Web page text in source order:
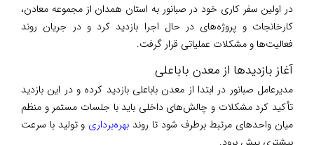
در اولین سفر کاری خود در صبانور به استان همدان از مجموعه معادن،
کارخانجات و پروژه‌های در حال اجرا بازدید کرد و در جریان روند
فعالیت‌ها و مشکلات عملیاتی قرار گرفت.
آغاز بازدیدها از معدن باباعلی
مدیرعامل صبانور در ابتدا از معدن باباعلی بازدید کرده و در این بازدید
تأکید کرد مشکلات و چالش‌های داخلی باید با جلسات مستمر و منظم
میان واحدهای مرتبط برطرف شود تا روند بهره‌برداری و تولید با سرعت